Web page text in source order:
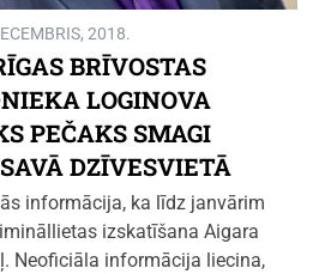
2018.
BRĪVOSTAS
LOGINOVA
PEČAKS SMAGI
DZĪVESVIETĀ
informācija, ka līdz janvārim
izskatīšana Aigara
Neoficiāla informācija liecina,